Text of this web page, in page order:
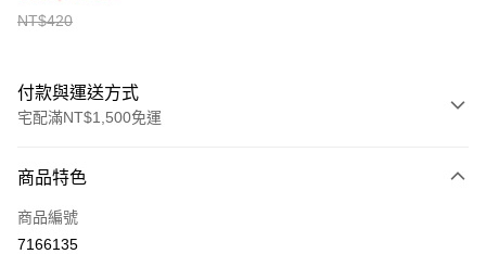
NT$420
付款與運送方式
宅配滿NT$1,500免運
信用卡一次付款
LINE Pay
商品特色
商品編號
7166135